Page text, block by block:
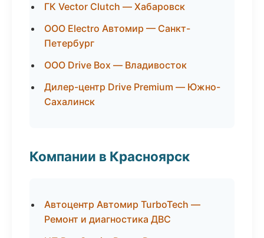
ГК Vector Clutch — Хабаровск
ООО Electro Автомир — Санкт-
Петербург
ООО Drive Box — Владивосток
Дилер-центр Drive Premium — Южно-
Сахалинск
Компании в Красноярск
Автоцентр Автомир TurboTech —
Ремонт и диагностика ДВС